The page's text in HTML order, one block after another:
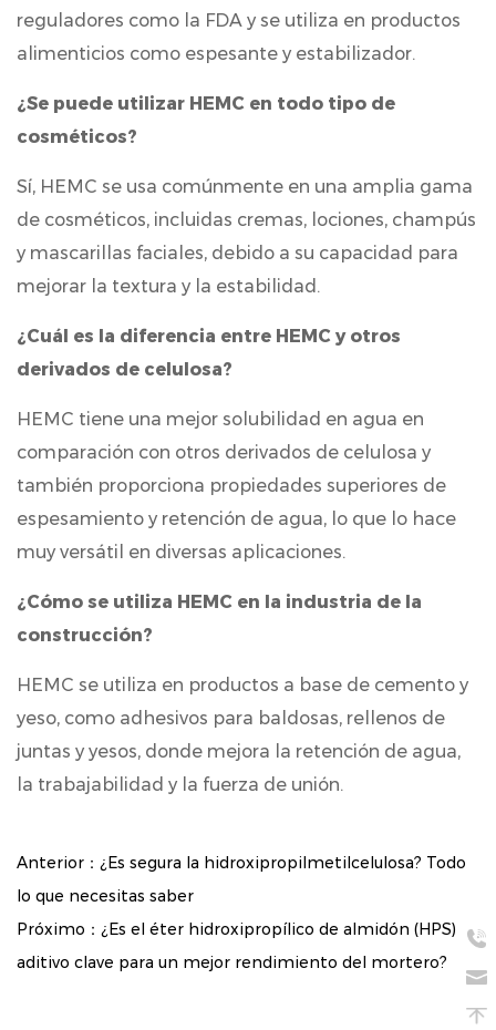
reguladores como la FDA y se utiliza en productos
alimenticios como espesante y estabilizador.
¿Se puede utilizar HEMC en todo tipo de
cosméticos?
Sí, HEMC se usa comúnmente en una amplia gama
de cosméticos, incluidas cremas, lociones, champús
y mascarillas faciales, debido a su capacidad para
mejorar la textura y la estabilidad.
¿Cuál es la diferencia entre HEMC y otros
derivados de celulosa?
HEMC tiene una mejor solubilidad en agua en
comparación con otros derivados de celulosa y
también proporciona propiedades superiores de
espesamiento y retención de agua, lo que lo hace
muy versátil en diversas aplicaciones.
¿Cómo se utiliza HEMC en la industria de la
construcción?
HEMC se utiliza en productos a base de cemento y
yeso, como adhesivos para baldosas, rellenos de
juntas y yesos, donde mejora la retención de agua,
la trabajabilidad y la fuerza de unión.
Anterior：¿Es segura la hidroxipropilmetilcelulosa? Todo
lo que necesitas saber
Próximo：¿Es el éter hidroxipropílico de almidón (HPS) el
aditivo clave para un mejor rendimiento del mortero?